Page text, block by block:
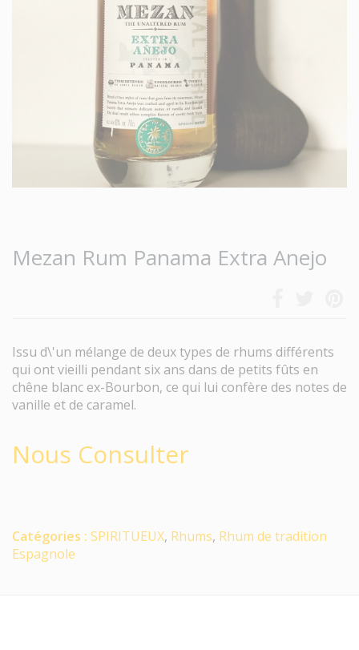
Mezan Rum Panama Extra Anejo
Issu d\'un mélange de deux types de rhums différents
qui ont vieilli pendant six ans dans de petits fûts en
chêne blanc ex-Bourbon, ce qui lui confère des notes de
vanille et de caramel.
Nous Consulter
Catégories : SPIRITUEUX, Rhums, Rhum de tradition
Espagnole